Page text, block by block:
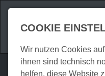
COOKIE
Wir nutzen Cookies
ihnen sind technisch
helfen, diese Website